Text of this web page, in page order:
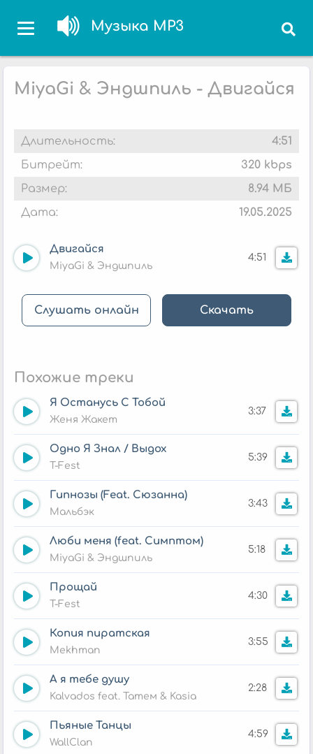
Музыка MP3
MiyaGi & Эндшпиль - Двигайся
Длительность:
4:51
Битрейт:
320 kbps
Размер:
8.94 МБ
Дата:
19.05.2025
Двигайся
MiyaGi & Эндшпиль
4:51
Слушать онлайн Скачать
Похожие треки
Я Останусь С Тобой
Женя Жакет
3:37
Одно Я Знал / Выдох
T-Fest
5:39
Гипнозы (Feat. Сюзанна)
Мальбэк
3:43
Люби меня (feat. Симптом)
MiyaGi & Эндшпиль
5:18
Прощай
T-Fest
4:30
Копия пиратская
Mekhman
3:55
А я тебе душу
Kalvados feat. Татем & Kasia
2:28
Пьяные Танцы
WallClan
4:59